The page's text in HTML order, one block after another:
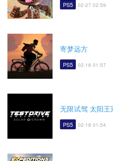
PS5 02-27 02:59
寄梦远方
PS5 02-18 01:57
无限试驾 太阳王
PS5 02-18 01:54